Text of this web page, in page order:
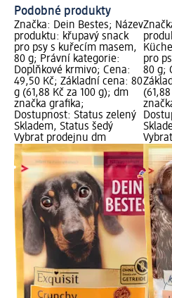
Podobné produkty
Značka: Dein Bestes; Název
produktu: křupavý snack
pro psy s kuřecím masem,
80 g; Právní kategorie:
Doplňkové krmivo; Cena:
49,50 Kč; Základní cena: 80
g (61,88 Kč za 100 g); dm
značka grafika;
Dostupnost: Status zelený
Skladem, Status šedý
Vybrat prodejnu dm
pro
80 g;